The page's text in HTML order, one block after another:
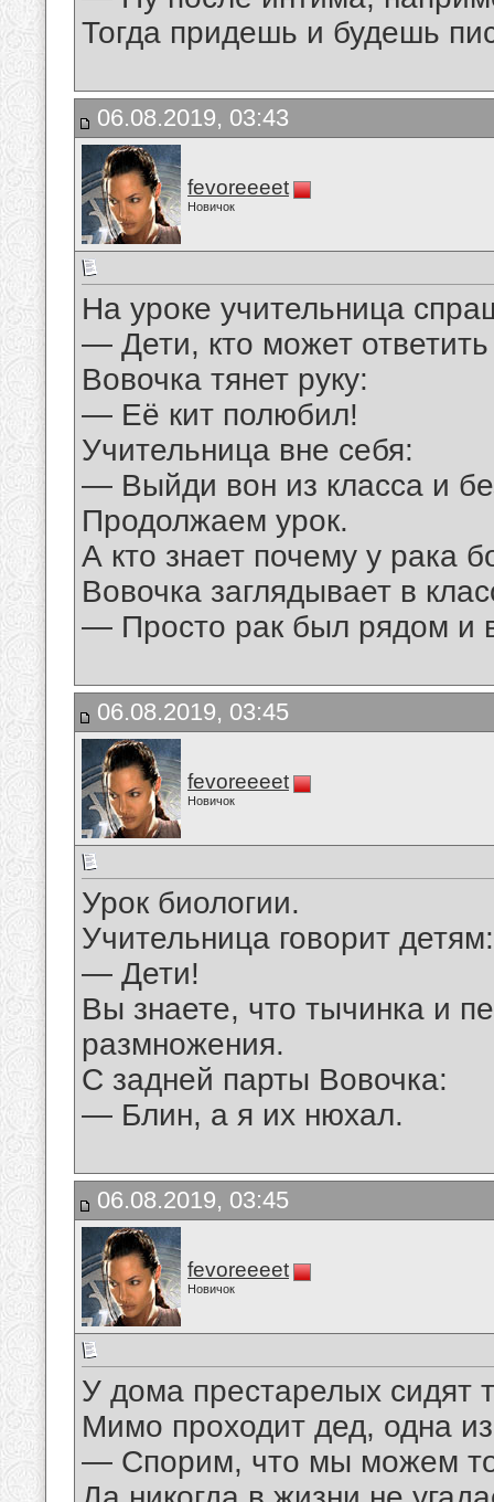
Тогда придешь и будешь
06.08.2019, 03:43
fevoreeeet
Новичок
На уроке учительница
— Дети, кто может
Вовочка тянет руку:
— Её кит полюбил!
Учительница вне себя:
— Выйди вон из класса и
Продолжаем урок.
А кто знает почему у рака
Вовочка заглядывает в
— Просто рак был рядом и
06.08.2019, 03:45
fevoreeeet
Новичок
Урок биологии.
Учительница говорит детям:
— Дети!
Вы знаете, что тычинка и
размножения.
С задней парты Вовочка:
— Блин, а я их нюхал.
06.08.2019, 03:45
fevoreeeet
Новичок
У дома престарелых сидят
Мимо проходит дед, одна
— Спорим, что мы можем